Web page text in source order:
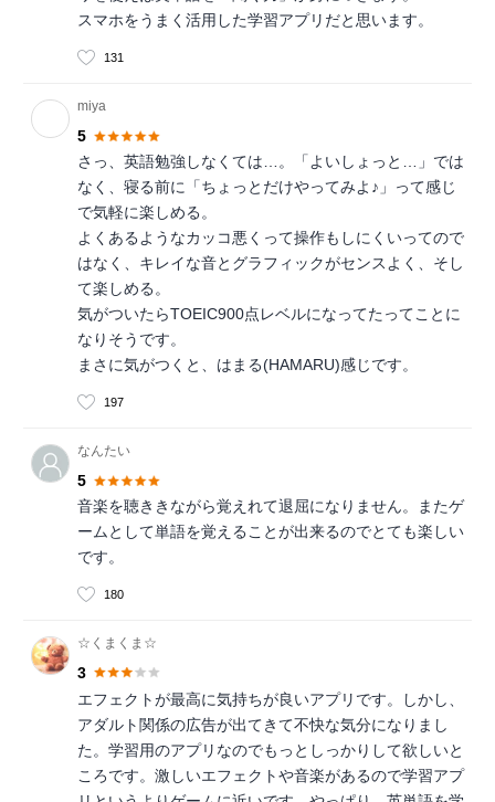
スマホをうまく活用した学習アプリだと思います。
131
miya
5
さっ、英語勉強しなくては…。「よいしょっと…」では
なく、寝る前に「ちょっとだけやってみよ♪」って感じ
で気軽に楽しめる。
よくあるようなカッコ悪くって操作もしにくいってので
はなく、キレイな音とグラフィックがセンスよく、そし
て楽しめる。
気がついたらTOEIC900点レベルになってたってことに
なりそうです。
まさに気がつくと、はまる(HAMARU)感じです。
197
なんたい
5
音楽を聴ききながら覚えれて退屈になりません。またゲ
ームとして単語を覚えることが出来るのでとても楽しい
です。
180
☆くまくま☆
3
エフェクトが最高に気持ちが良いアプリです。しかし、
アダルト関係の広告が出てきて不快な気分になりまし
た。学習用のアプリなのでもっとしっかりして欲しいと
ころです。激しいエフェクトや音楽があるので学習アプ